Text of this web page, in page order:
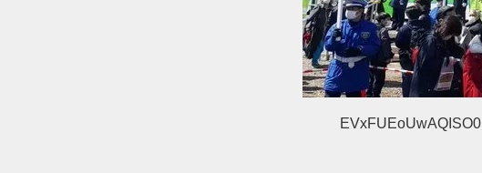
EVxFUEoUwAQISO0